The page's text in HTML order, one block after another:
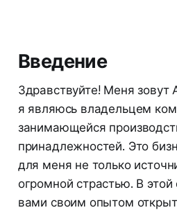
Введение
Здравствуйте! Меня зовут
я являюсь владельцем
занимающейся
принадлежностей. Это
для меня не только
огромной страстью. В
вами своим опытом